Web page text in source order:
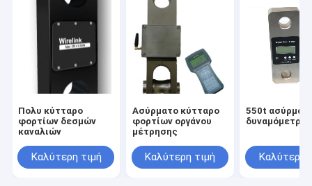
Πολυ κύτταρο
φορτίων δεσμών
καναλιών
Καλύτερη τιμή
Ασύρματο κύτταρο
φορτίων οργάνου
μέτρησης
Καλύτερη τιμή
550t
δυναμόμετρο
Καλύτερη